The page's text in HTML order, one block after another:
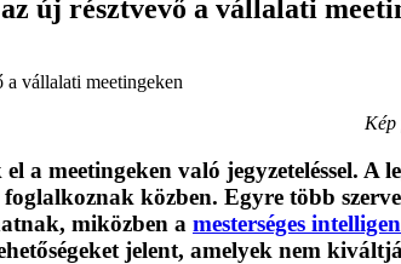
új résztvevő a vállalati
Kép
a meetingeken való jegyzeteléssel.
közben. Egyre több
miközben a mesterséges
jelent, amelyek nem